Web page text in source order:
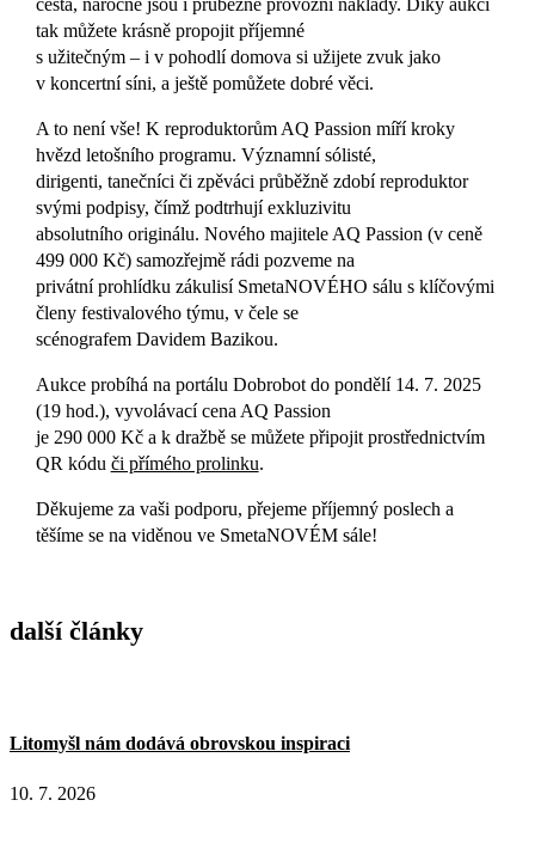
cesta, náročné jsou i průběžné provozní náklady. Díky aukci
tak můžete krásně propojit příjemné
s užitečným – i v pohodlí domova si užijete zvuk jako
v koncertní síni, a ještě pomůžete dobré věci.
A to není vše! K reproduktorům AQ Passion míří kroky
hvězd letošního programu. Významní sólisté,
dirigenti, tanečníci či zpěváci průběžně zdobí reproduktor
svými podpisy, čímž podtrhují exkluzivitu
absolutního originálu. Nového majitele AQ Passion (v ceně
499 000 Kč) samozřejmě rádi pozveme na
privátní prohlídku zákulisí SmetaNOVÉHO sálu s klíčovými
členy festivalového týmu, v čele se
scénografem Davidem Bazikou.
Aukce probíhá na portálu Dobrobot do pondělí 14. 7. 2025
(19 hod.), vyvolávací cena AQ Passion
je 290 000 Kč a k dražbě se můžete připojit prostřednictvím
QR kódu či přímého prolinku.
Děkujeme za vaši podporu, přejeme příjemný poslech a
těšíme se na viděnou ve SmetaNOVÉM sále!
další články
Litomyšl nám dodává obrovskou inspiraci
10. 7. 2026